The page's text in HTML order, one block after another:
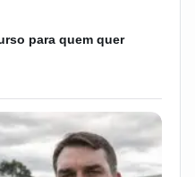
para quem quer